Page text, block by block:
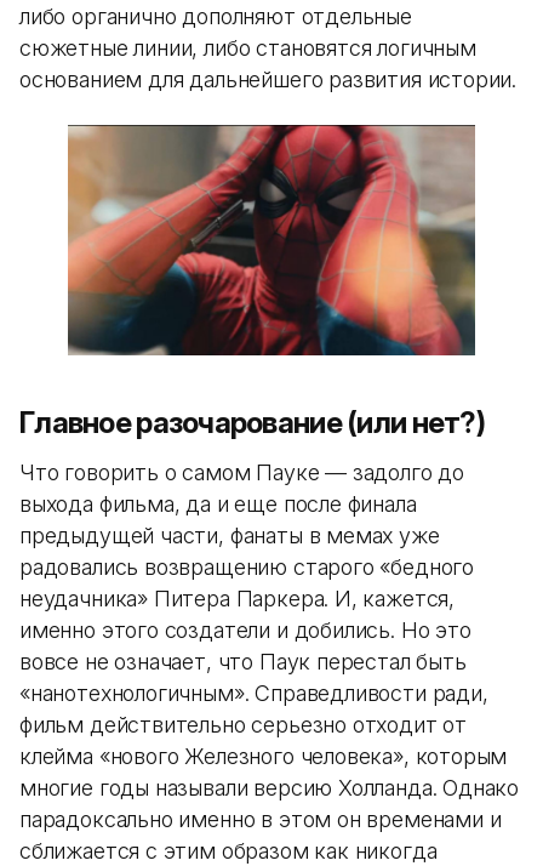
либо органично дополняют отдельные
сюжетные линии, либо становятся логичным
основанием для дальнейшего развития истории.
Главное разочарование (или нет?)
Что говорить о самом Пауке — задолго до
выхода фильма, да и еще после финала
предыдущей части, фанаты в мемах уже
радовались возвращению старого «бедного
неудачника» Питера Паркера. И, кажется,
именно этого создатели и добились. Но это
вовсе не означает, что Паук перестал быть
«нанотехнологичным». Справедливости ради,
фильм действительно серьезно отходит от
клейма «нового Железного человека», которым
многие годы называли версию Холланда. Однако
парадоксально именно в этом он временами и
сближается с этим образом как никогда